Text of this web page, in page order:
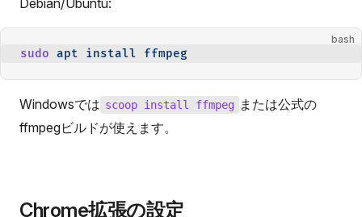
Debian/Ubuntu:
bash
sudo apt install ffmpeg
Windowsでは scoop install ffmpeg
または公式の
ffmpegビルドが使えます。
Chrome拡張の設定